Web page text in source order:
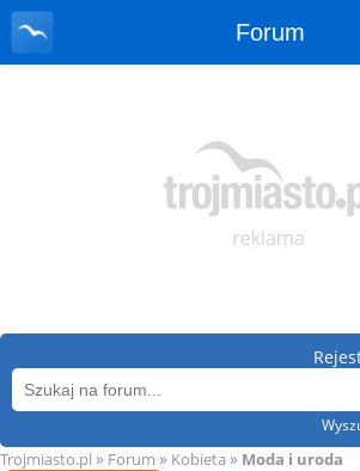
Forum
Trojmiasto.pl » Forum » Kobieta » Moda i uroda